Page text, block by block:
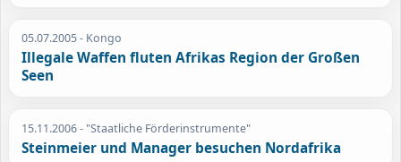
05.07.2005- Kongo
Illegale Waffen fluten Afrikas Region der Großen
Seen
15.11.2006- "Staatliche Förderinstrumente"
Steinmeier und Manager besuchen Nordafrika